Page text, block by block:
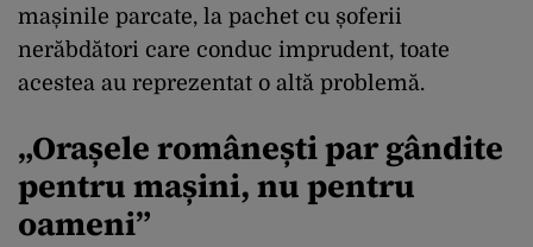
mașinile parcate, la pachet cu șoferii
nerăbdători care conduc imprudent, toate
acestea au reprezentat o altă problemă.
„Orașele românești par gândite
pentru mașini, nu pentru
oameni”